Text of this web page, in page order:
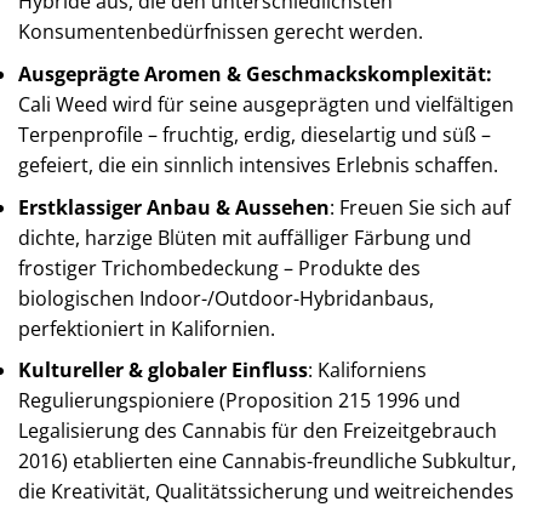
Konsumentenbedürfnissen gerecht werden.
Ausgeprägte Aromen & Geschmackskomplexität:
Cali Weed wird für seine ausgeprägten und vielfältigen
Terpenprofile – fruchtig, erdig, dieselartig und süß –
gefeiert, die ein sinnlich intensives Erlebnis schaffen.
Erstklassiger Anbau & Aussehen: Freuen Sie sich auf
dichte, harzige Blüten mit auffälliger Färbung und
frostiger Trichombedeckung – Produkte des
biologischen Indoor-/Outdoor-Hybridanbaus,
perfektioniert in Kalifornien.
Kultureller & globaler Einfluss: Kaliforniens
Regulierungspioniere (Proposition 215 1996 und
Legalisierung des Cannabis für den Freizeitgebrauch
2016) etablierten eine Cannabis-freundliche Subkultur,
die Kreativität, Qualitätssicherung und weitreichendes